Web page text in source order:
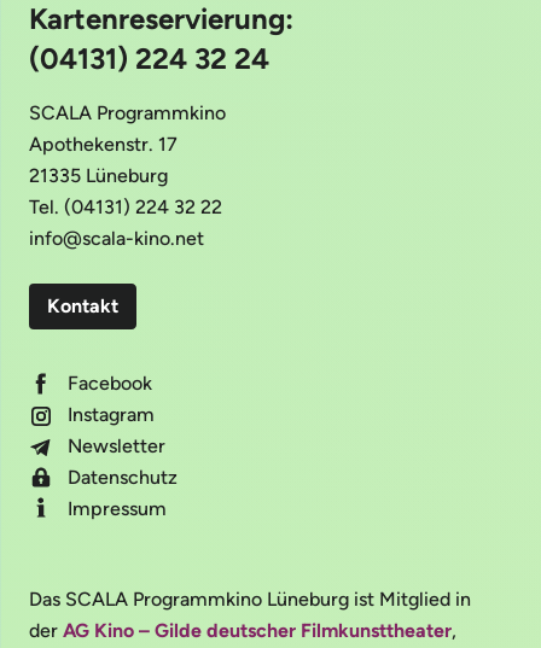
Kartenreservierung:
(04131) 224 32 24
SCALA Programmkino
Apothekenstr. 17
21335 Lüneburg
Tel. (04131) 224 32 22
info@scala-kino.net
Kontakt
Facebook
Instagram
Newsletter
Datenschutz
Impressum
Das SCALA Programmkino Lüneburg ist Mitglied in
der AG Kino – Gilde deutscher Filmkunsttheater,